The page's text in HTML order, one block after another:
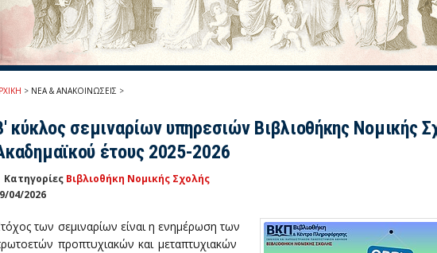
> ΝΕΑ & ΑΝΑΚΟΙΝΩΣΕΙΣ >
κύκλος σεμιναρίων υπηρεσιών Βιβλιοθήκης Νομικής
έτους 2025-2026
Κατηγορίες Βιβλιοθήκη Νομικής Σχολής
04/2026
των σεμιναρίων είναι η ενημέρωση των
προπτυχιακών και μεταπτυχιακών